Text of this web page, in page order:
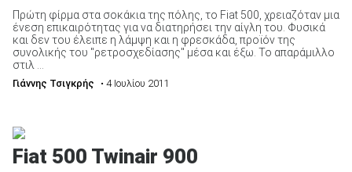
Επιχειρήσεις
ΑΝΑΖΗΤΗΣΗ
Πρώτη φίρμα στα σοκάκια της πόλης, το Fiat 500, χρειαζόταν μια
ένεση επικαιρότητας για να διατηρήσει την αίγλη του. Φυσικά
και δεν του έλειπε η λάμψη και η φρεσκάδα, προϊόν της
συνολικής του "ρετροσχεδίασης" μέσα και έξω. Το απαράμιλλο
στιλ ...
Γιάννης Τσιγκρής • 4 Ιουλίου 2011
Fiat 500 Twinair 900